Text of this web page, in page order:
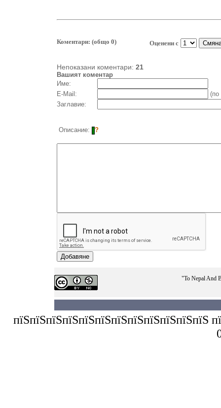
Коментари: (общо 0) Оценени с
Непоказани коментари: 21
Вашият коментар
Име:
E-Mail:
(по
Заглавие:
Описание: ?
"To Nepal And